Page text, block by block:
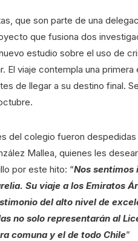
que son parte de una
que fusiona dos
estudio sobre el uso de
El viaje contempla una
de llegar a su destino final.
del colegio fueron
Mallea, quienes les
por este hito: “Nos sentimos
Su viaje a los Emiratos
del alto nivel de
no solo representarán al
comuna y el de todo Chile”